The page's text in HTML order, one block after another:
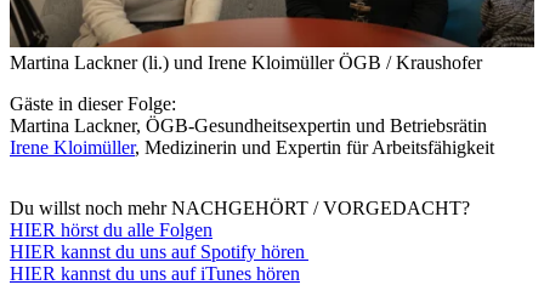
Martina Lackner (li.) und Irene Kloimüller ÖGB / Kraushofer
Gäste in dieser Folge:
Martina Lackner, ÖGB-Gesundheitsexpertin und Betriebsrätin
Irene Kloimüller, Medizinerin und Expertin für Arbeitsfähigkeit
Du willst noch mehr NACHGEHÖRT / VORGEDACHT?
HIER hörst du alle Folgen
HIER kannst du uns auf Spotify hören
HIER kannst du uns auf iTunes hören